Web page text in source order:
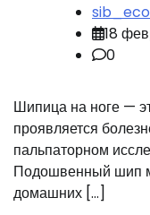
18
0
Шипица на ноге —
проявляется
пальпаторном
Подошвенный шип
домашних […]